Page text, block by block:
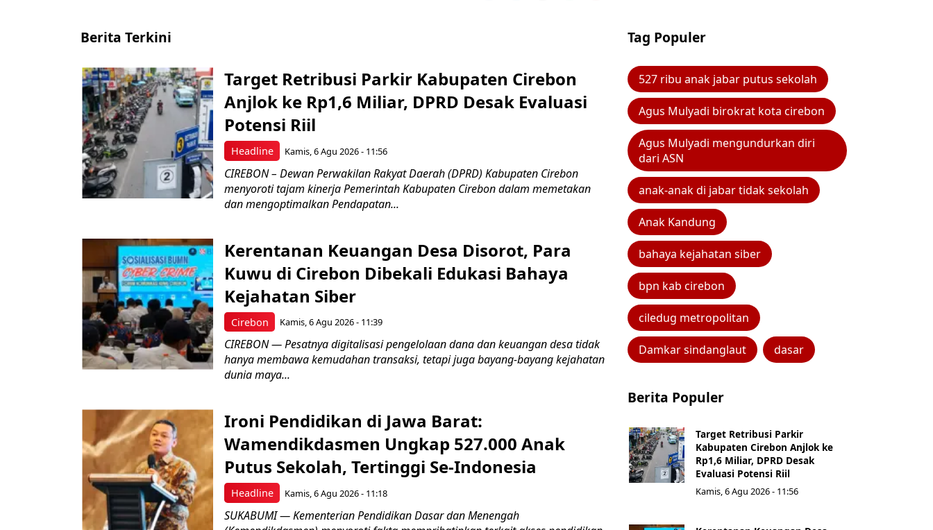
Berita Terkini
Headline
Target Retribusi Parkir Kabupaten Cirebon
Anjlok ke Rp1,6 Miliar, DPRD Desak Evaluasi
Potensi Riil
Kamis, 6 Agu 2026 - 11:56
CIREBON – Dewan Perwakilan Rakyat Daerah (DPRD) Kabupaten Cirebon
menyoroti tajam kinerja Pemerintah Kabupaten Cirebon dalam memetakan
dan mengoptimalkan Pendapatan...
Cirebon
Kerentanan Keuangan Desa Disorot, Para
Kuwu di Cirebon Dibekali Edukasi Bahaya
Kejahatan Siber
Kamis, 6 Agu 2026 - 11:39
CIREBON — Pesatnya digitalisasi pengelolaan dana dan keuangan desa tidak
hanya membawa kemudahan transaksi, tetapi juga bayang-bayang kejahatan
dunia maya...
Headline
Ironi Pendidikan di Jawa Barat:
Wamendikdasmen Ungkap 527.000 Anak
Putus Sekolah, Tertinggi Se-Indonesia
Kamis, 6 Agu 2026 - 11:18
SUKABUMI — Kementerian Pendidikan Dasar dan Menengah
Tag Populer
527 ribu anak jabar putus sekolah
Agus Mulyadi birokrat kota cirebon
Agus Mulyadi mengundurkan diri
dari ASN
anak-anak di jabar tidak sekolah
Anak Kandung
bahaya kejahatan siber
bpn kab cirebon
ciledug metropolitan
Damkar sindanglaut dasar
Berita Populer
Target Retribusi Parkir
Kabupaten Cirebon Anjlok ke
Rp1,6 Miliar, DPRD Desak
Evaluasi Potensi Riil
Kamis, 6 Agu 2026 - 11:56